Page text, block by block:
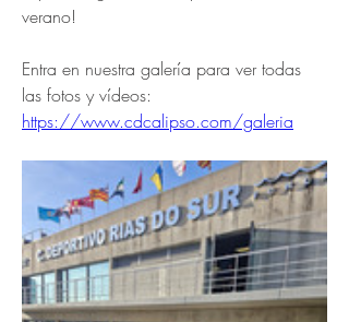
verano!
Entra en nuestra galería para ver todas
las fotos y vídeos:
https://www.cdcalipso.com/galeria